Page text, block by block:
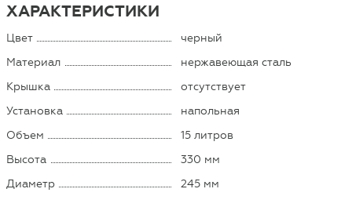
ХАРАКТЕРИСТИКИ
Цвет
черный
Материал
нержавеющая сталь
Крышка
отсутствует
Установка
напольная
Объем
15 литров
Высота
330 мм
Диаметр
245 мм